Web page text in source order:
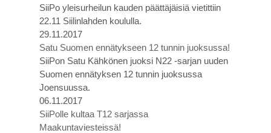
SiiPo yleisurheilun kauden päättäjäisiä vietittiin
22.11 Siilinlahden koululla.
29.11.2017
Satu Suomen ennätykseen 12 tunnin juoksussa!
SiiPon Satu Kähkönen juoksi N22 -sarjan uuden
Suomen ennätyksen 12 tunnin juoksussa
Joensuussa.
06.11.2017
SiiPolle kultaa T12 sarjassa
Maakuntaviesteissä!